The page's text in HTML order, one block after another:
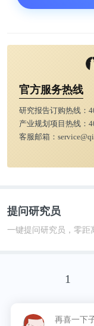
更多本行业研究
行性研究、
谱、产业大数据
等解决方案。
资料来源（前瞻
更多深度行业分
官方服务热线
研究报告订购热线：
产业规划项目热线：
客服邮箱：
提问研究员
一键提问研究员，零距
1
再喜一下子